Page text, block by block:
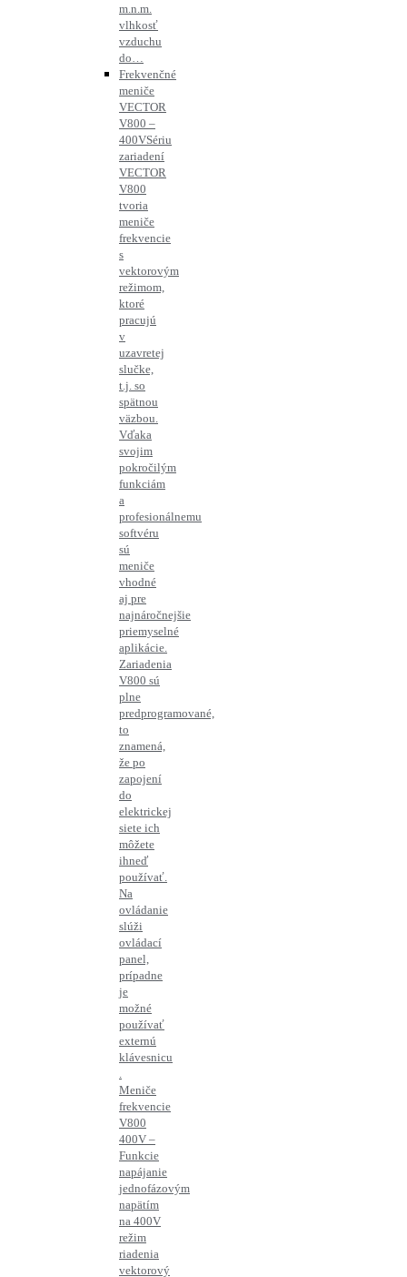
m.n.m.
vlhkosť
vzduchu
do…
Frekvenčné
meniče
VECTOR
V800 –
400VSériu
zariadení
VECTOR
V800
tvoria
meniče
frekvencie
s
vektorovým
režimom,
ktoré
pracujú
v
uzavretej
slučke,
t.j. so
spätnou
väzbou.
Vďaka
svojim
pokročilým
funkciám
a
profesionálnemu
softvéru
sú
meniče
vhodné
aj pre
najnáročnejšie
priemyselné
aplikácie.
Zariadenia
V800 sú
plne
predprogramované,
to
znamená,
že po
zapojení
do
elektrickej
siete ich
môžete
ihneď
používať.
Na
ovládanie
slúži
ovládací
panel,
prípadne
je
možné
používať
externú
klávesnicu
.
Meniče
frekvencie
V800
400V –
Funkcie
napájanie
jednofázovým
napätím
na 400V
režim
riadenia
vektorový